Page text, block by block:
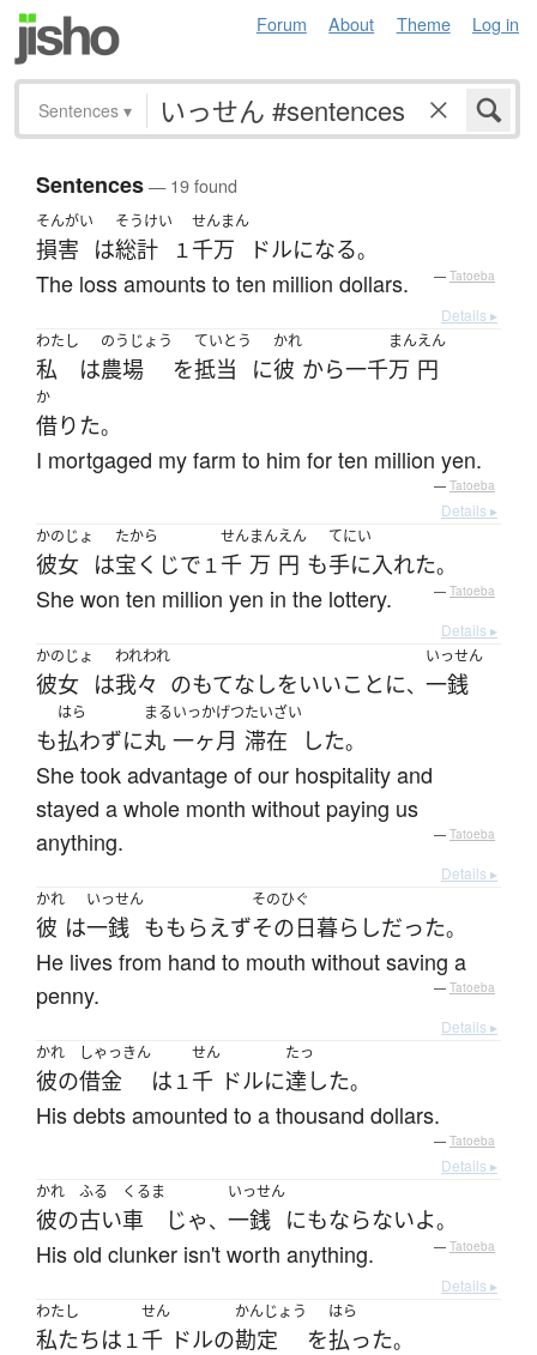
Forum About Theme Log in
Sentences ▾
Sentences— 19 found
そんがい
損害 は
そうけい
総計 １
せんまん
千万 ドルになる。
The loss amounts to ten million dollars. — Tatoeba
Details ▸
わたし
私 は
のうじょう
農場 を
ていとう
抵当 に
かれ
彼 から一千
まん
万
えん
円
か
借りた。
I mortgaged my farm to him for ten million yen.
— Tatoeba
Details ▸
かのじょ
彼女 は
たから
宝くじで １
せん
千
まん
万
えん
円 も
てにい
手に入れた。
She won ten million yen in the lottery. — Tatoeba
Details ▸
かのじょ
彼女 は
われわれ
我々 のもてなしをいいことに、
いっせん
一銭
も
はら
払わずに
まる
丸
いっかげつ
一ヶ月
たいざい
滞在 した。
She took advantage of our hospitality and
stayed a whole month without paying us
anything.
— Tatoeba
Details ▸
かれ
彼 は
いっせん
一銭 ももらえず
そのひぐ
その日暮らしだった。
He lives from hand to mouth without saving a
penny.
— Tatoeba
Details ▸
かれ
彼の
しゃっきん
借金 は １
せん
千 ドルに
たっ
達した。
His debts amounted to a thousand dollars.
— Tatoeba
Details ▸
かれ
彼の
ふる
古い
くるま
車 じゃ、
いっせん
一銭 にもならないよ。
His old clunker isn't worth anything. — Tatoeba
Details ▸
わたし
私たちは １
せん
千 ドルの
かんじょう
勘定 を
はら
払った。